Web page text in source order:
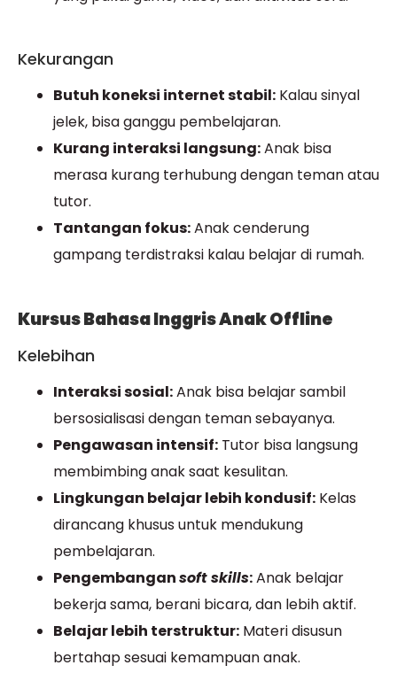
Kekurangan
Butuh koneksi internet stabil: Kalau sinyal
jelek, bisa ganggu pembelajaran.
Kurang interaksi langsung:Anak bisa
merasa kurang terhubung dengan teman atau
tutor.
Tantangan fokus:Anak cenderung
gampang terdistraksi kalau belajar di rumah.
Kursus Bahasa Inggris Anak Offline
Kelebihan
Interaksi sosial:Anak bisa belajar sambil
bersosialisasi dengan teman sebayanya.
Pengawasan intensif: Tutor bisa langsung
membimbing anak saat kesulitan.
Lingkungan belajar lebih kondusif: Kelas
dirancang khusus untuk mendukung
pembelajaran.
Pengembangansoft skills:Anak belajar
bekerja sama, berani bicara, dan lebih aktif.
Belajar lebih terstruktur: Materi disusun
bertahap sesuai kemampuan anak.